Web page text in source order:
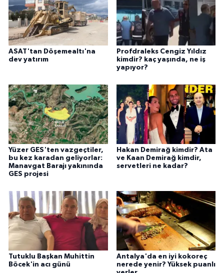
ASAT'tan Döşemealtı'na
dev yatırım
Profdraleks Cengiz Yıldız
kimdir? kaç yaşında, ne iş
yapıyor?
Yüzer GES'ten vazgeçtiler,
bu kez karadan geliyorlar:
Manavgat Barajı yakınında
GES projesi
Hakan Demirağ kimdir? Ata
ve Kaan Demirağ kimdir,
servetleri ne kadar?
Tutuklu Başkan Muhittin
Böcek'in acı günü
Antalya'da en iyi kokoreç
nerede yenir? Yüksek puanlı